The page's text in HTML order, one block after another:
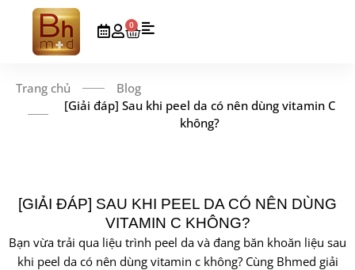
0
Trang chủ
Blog
[Giải đáp] Sau khi peel da có nên dùng vitamin C
không?
[GIẢI ĐÁP] SAU KHI PEEL DA CÓ NÊN DÙNG
VITAMIN C KHÔNG?
Bạn vừa trải qua liệu trình peel da và đang băn khoăn liệu sau
khi peel da có nên dùng vitamin c không? Cùng Bhmed giải